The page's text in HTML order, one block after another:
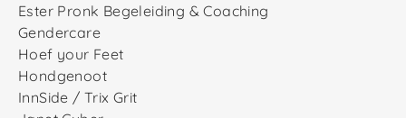
Ester Pronk Begeleiding & Coaching
Gendercare
Hoef your Feet
Hondgenoot
InnSide / Trix Grit